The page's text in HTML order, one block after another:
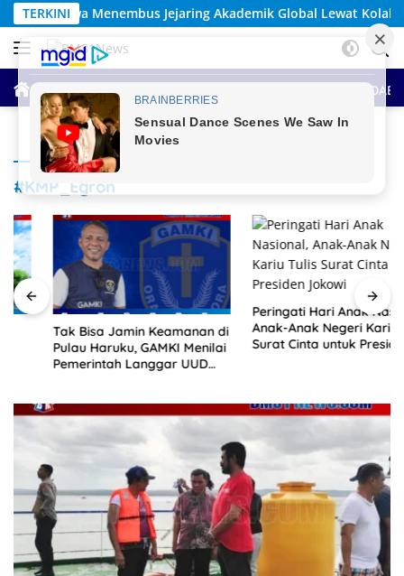
Langsung
ke
konten
TERKINI
Akademik Global Lewat Kolaborasi Diaspora Indonesia
HOME BERITA UTAMA ANTAR
#KMP_Egron
Tak Bisa Jamin Keamanan di
Pulau Haruku, GAMKI Menilai
Pemerintah Langgar UUD
Peringati Hari Anak Nasional,
Anak-Anak Negeri Kariu Tulis
Surat Cinta untuk Presiden